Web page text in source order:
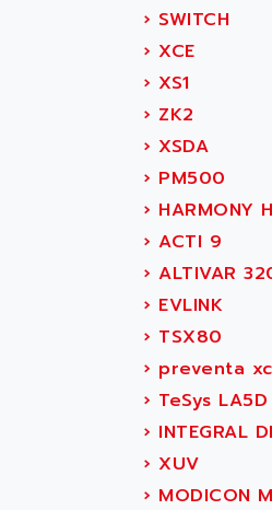
SITOP
SIMATIC
SIMATIC
90-30
SERIES 90-
C350 / C370
RAIL
SBC
HMI
SIMATIC HMI
SIMATIC
APRIL 2000
ABASK
ABB
ABB AS
ABB
ABB
ABC VISION
ABD
ABG
ABL
ABL SURSUM
ABLE
ABLIC
ABRACON
ABS
ABS
› SWITCH
› XCE
› XS1
› ZK2
› XSDA
› PM500
› HARMONY
› ACTI 9
› ALTIVAR
› EVLINK
› TSX80
› preventa
› TeSys LA5D
› INTEGRAL
› XUV
› MODICON